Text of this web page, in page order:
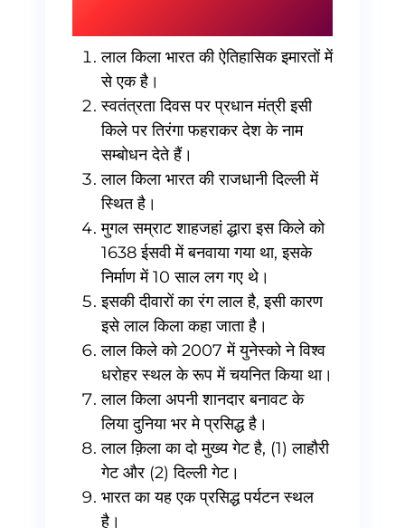
लाल किला भारत की ऐतिहासिक इमारतों में
से एक है।
स्वतंत्रता दिवस पर प्रधान मंत्री इसी
किले पर तिरंगा फहराकर देश के नाम
सम्बोधन देते हैं।
लाल किला भारत की राजधानी दिल्ली में
स्थित है।
मुगल सम्राट शाहजहां द्धारा इस किले को
1638 ईसवी में बनवाया गया था, इसके
निर्माण में 10 साल लग गए थे।
इसकी दीवारों का रंग लाल है, इसी कारण
इसे लाल किला कहा जाता है।
लाल किले को 2007 में युनेस्को ने विश्व
धरोहर स्थल के रूप में चयनित किया था।
लाल किला अपनी शानदार बनावट के
लिया दुनिया भर मे प्रसिद्ध है।
लाल क़िला का दो मुख्य गेट है, (1) लाहौरी
गेट और (2) दिल्ली गेट।
भारत का यह एक प्रसिद्ध पर्यटन स्थल
है।